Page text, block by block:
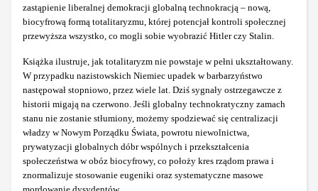
zastąpienie liberalnej demokracji globalną technokracją – nową,
biocyfrową formą totalitaryzmu, której potencjał kontroli społecznej
przewyższa wszystko, co mogli sobie wyobrazić Hitler czy Stalin.
Książka ilustruje, jak totalitaryzm nie powstaje w pełni ukształtowany.
W przypadku nazistowskich Niemiec upadek w barbarzyństwo
następował stopniowo, przez wiele lat. Dziś sygnały ostrzegawcze z
historii migają na czerwono. Jeśli globalny technokratyczny zamach
stanu nie zostanie stłumiony, możemy spodziewać się centralizacji
władzy w Nowym Porządku Świata, powrotu niewolnictwa,
prywatyzacji globalnych dóbr wspólnych i przekształcenia
społeczeństwa w obóz biocyfrowy, co położy kres rządom prawa i
znormalizuje stosowanie eugeniki oraz systematyczne masowe